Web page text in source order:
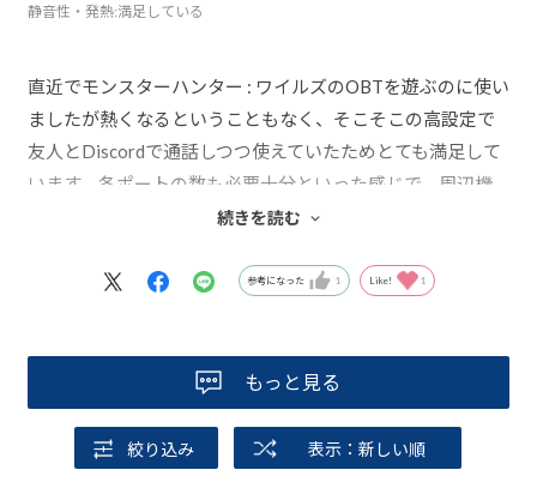
静音性・発熱:満足している
直近でモンスターハンター : ワイルズのOBTを遊ぶのに使い
ましたが熱くなるということもなく、そこそこの高設定で
友人とDiscordで通話しつつ使えていたためとても満足して
います。各ポートの数も必要十分といった感じで、周辺機
器をつなぐのに今のところは不自由していません。何より
め、機械の整然と組まれた様子が好きな私としてはうって
続きを読む
参考になった 1 Like! 1
もっと見る
絞り込み 表示：新しい順